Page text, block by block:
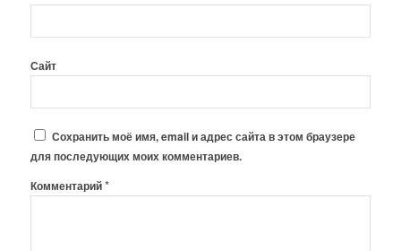
Сайт
Сохранить моё имя, email и адрес сайта в этом браузере
для последующих моих комментариев.
Комментарий*